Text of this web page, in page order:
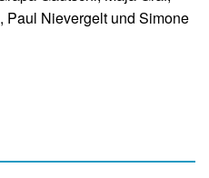
Paul Nievergelt und Simone